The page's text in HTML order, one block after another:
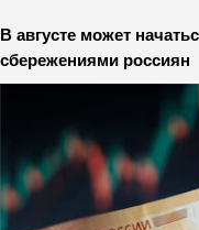
В августе может
сбережениями россиян